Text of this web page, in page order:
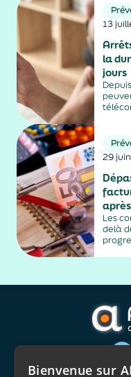
13
la
jours
29
Les
delà
Bienvenue sur